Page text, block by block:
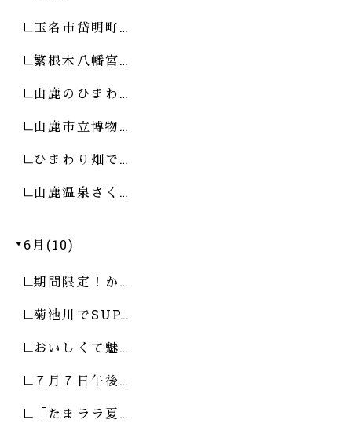
玉名市岱明町…
繁根木八幡宮…
山鹿のひまわ…
山鹿市立博物…
ひまわり畑で…
山鹿温泉さく…
6月(10)
期間限定！か…
菊池川でSUP…
おいしくて魅…
７月７日午後…
「たまララ夏…